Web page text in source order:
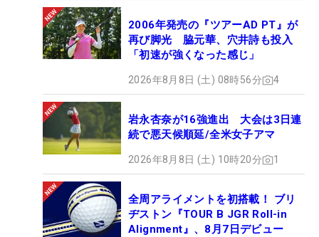
2006年発売の『ツアーAD PT』が
再び脚光 脇元華、穴井詩も投入
「初速が強くなった感じ」
2026年8月8日 (土) 08時56分 4
岩永杏奈が16強進出 大会は3日連
続で悪天候順延/全米女子アマ
2026年8月8日 (土) 10時20分 1
全周アライメントを初搭載！ ブリ
ヂストン『TOUR B JGR Roll-in
Alignment』、8月7日デビュー